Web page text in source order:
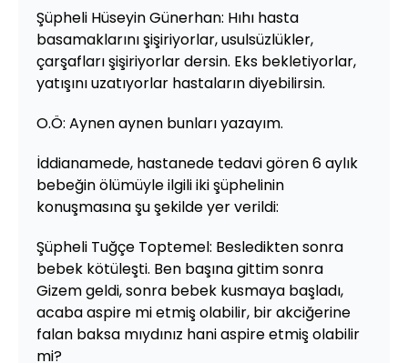
Şüpheli Hüseyin Günerhan: Hıhı hasta
basamaklarını şişiriyorlar, usulsüzlükler,
çarşafları şişiriyorlar dersin. Eks bekletiyorlar,
yatışını uzatıyorlar hastaların diyebilirsin.
O.Ö: Aynen aynen bunları yazayım.
İddianamede, hastanede tedavi gören 6 aylık
bebeğin ölümüyle ilgili iki şüphelinin
konuşmasına şu şekilde yer verildi:
Şüpheli Tuğçe Toptemel: Besledikten sonra
bebek kötüleşti. Ben başına gittim sonra
Gizem geldi, sonra bebek kusmaya başladı,
acaba aspire mi etmiş olabilir, bir akciğerine
falan baksa mıydınız hani aspire etmiş olabilir
mi?